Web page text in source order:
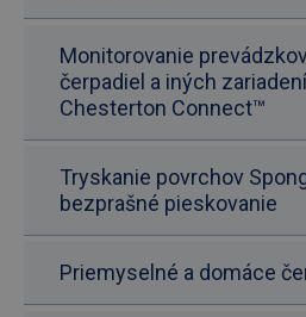
Monitorovanie
čerpadiel a iných
Chesterton Connect™
Tryskanie povrchov
bezprašné pieskovanie
Priemyselné a domáce